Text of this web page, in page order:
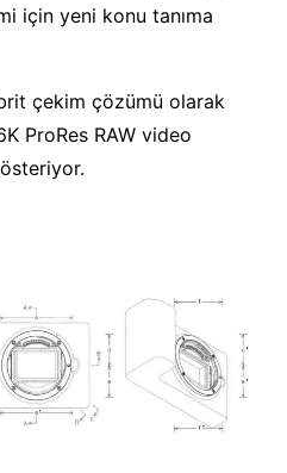
için yeni konu tanıma
çekim çözümü olarak
ProRes RAW video